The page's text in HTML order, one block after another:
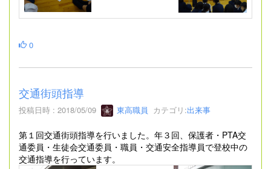
0
交通街頭指導
投稿日時 : 2018/05/09 東高職員 カテゴリ:出来事
第１回交通街頭指導を行いました。年３回、保護者・PTA交
通委員・生徒会交通委員・職員・交通安全指導員で登校中の
交通指導を行っています。